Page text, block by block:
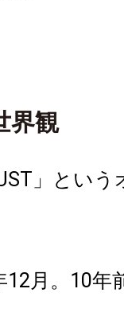
界観
」とい
月。10年